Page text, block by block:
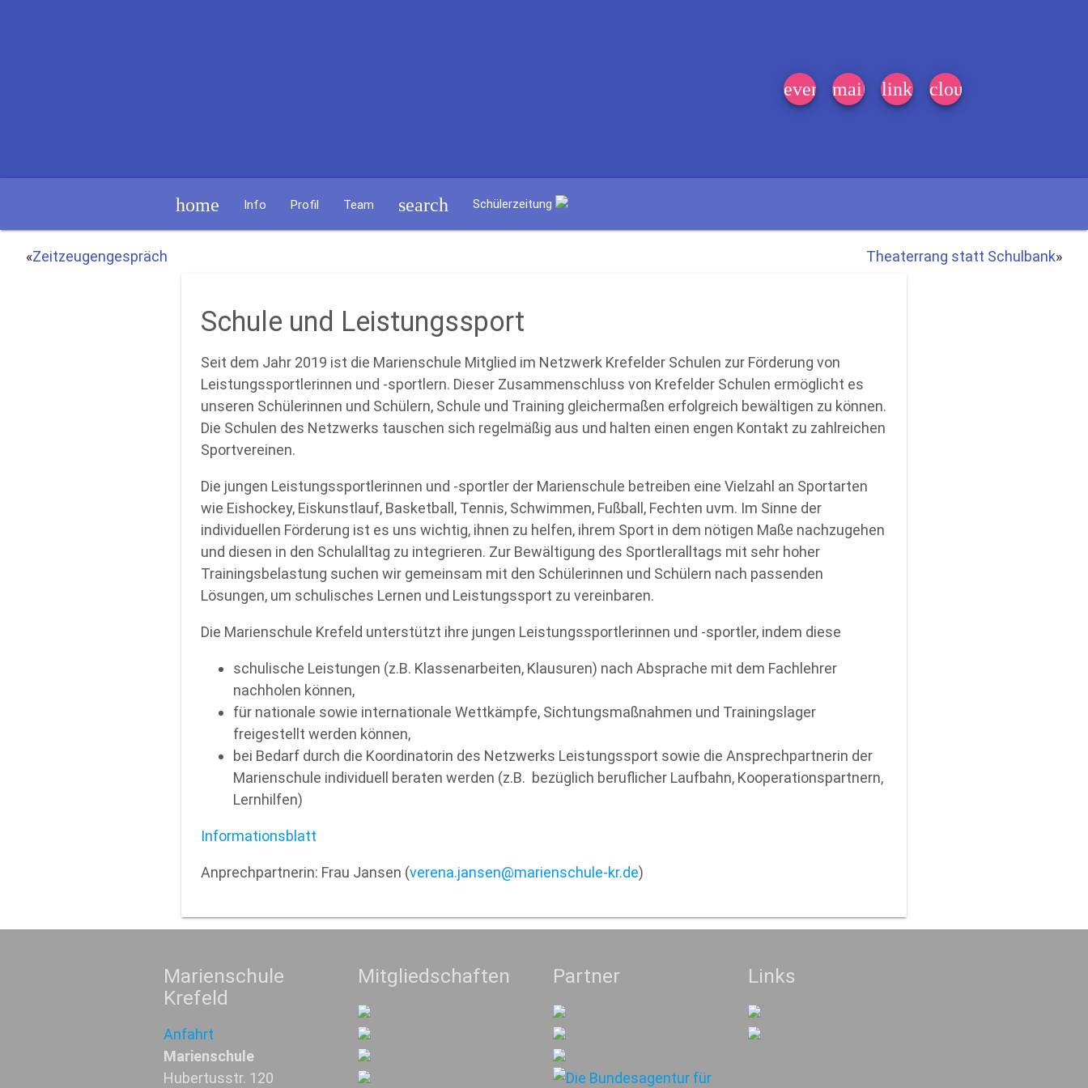
event_note
mail link cloud
home Info Profil Team search Schülerzeitung
«Zeitzeugengespräch Theaterrang statt Schulbank»
Schule und Leistungssport
Seit dem Jahr 2019 ist die Marienschule Mitglied im Netzwerk Krefelder Schulen zur Förderung von
Leistungssportlerinnen und -sportlern. Dieser Zusammenschluss von Krefelder Schulen ermöglicht es
unseren Schülerinnen und Schülern, Schule und Training gleichermaßen erfolgreich bewältigen zu können.
Die Schulen des Netzwerks tauschen sich regelmäßig aus und halten einen engen Kontakt zu zahlreichen
Sportvereinen.
Die jungen Leistungssportlerinnen und -sportler der Marienschule betreiben eine Vielzahl an Sportarten
wie Eishockey, Eiskunstlauf, Basketball, Tennis, Schwimmen, Fußball, Fechten uvm. Im Sinne der
individuellen Förderung ist es uns wichtig, ihnen zu helfen, ihrem Sport in dem nötigen Maße nachzugehen
und diesen in den Schulalltag zu integrieren. Zur Bewältigung des Sportleralltags mit sehr hoher
Trainingsbelastung suchen wir gemeinsam mit den Schülerinnen und Schülern nach passenden
Lösungen, um schulisches Lernen und Leistungssport zu vereinbaren.
Die Marienschule Krefeld unterstützt ihre jungen Leistungssportlerinnen und -sportler, indem diese
schulische Leistungen (z.B. Klassenarbeiten, Klausuren) nach Absprache mit dem Fachlehrer
nachholen können,
für nationale sowie internationale Wettkämpfe, Sichtungsmaßnahmen und Trainingslager
freigestellt werden können,
bei Bedarf durch die Koordinatorin des Netzwerks Leistungssport sowie die Ansprechpartnerin der
Marienschule individuell beraten werden (z.B. bezüglich beruflicher Laufbahn, Kooperationspartnern,
Lernhilfen)
Informationsblatt
Anprechpartnerin: Frau Jansen (verena.jansen@marienschule-kr.de)
Marienschule
Krefeld
Anfahrt
Marienschule
Hubertusstr. 120
Mitgliedschaften Partner Links